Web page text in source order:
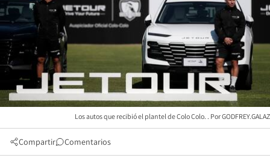
Los autos que recibió el plantel de Colo Colo. GODFREY.GALAZ
Compartir Comentarios